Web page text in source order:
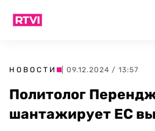
НОВОСТИ | 09.12.2024 / 13:57
Политолог
шантажирует ЕС